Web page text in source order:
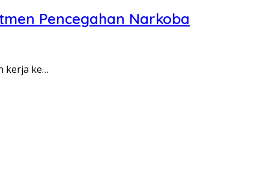
Pencegahan Narkoba
kerja ke…